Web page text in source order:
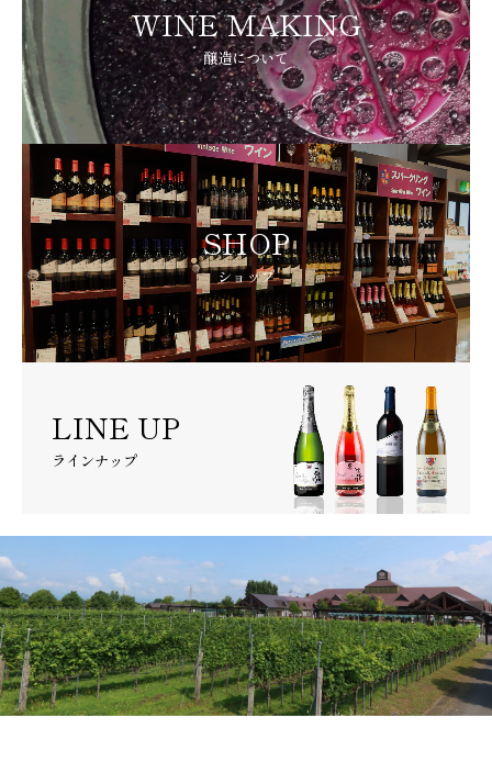
WINE MAKING
醸造について
SHOP
ショップ
LINE UP
ラインナップ